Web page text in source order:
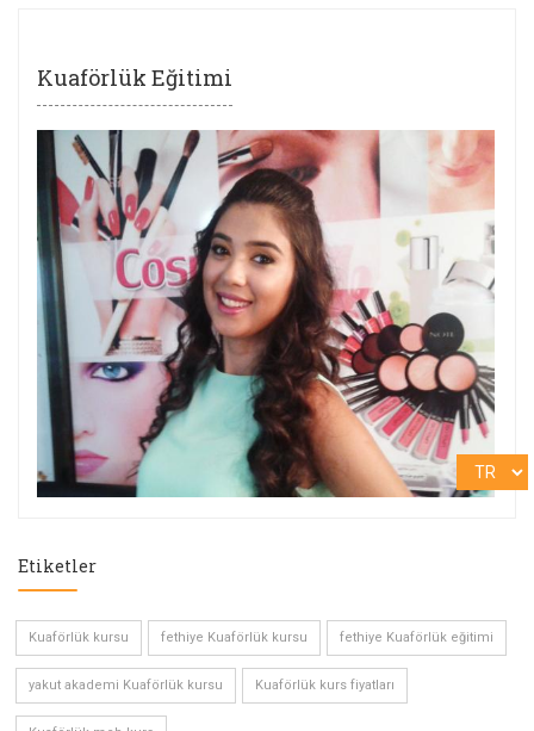
Kuaförlük Eğitimi
Etiketler
Kuaförlük kursu fethiye Kuaförlük kursu fethiye Kuaförlük eğitimi
yakut akademi Kuaförlük kursu Kuaförlük kurs fiyatları